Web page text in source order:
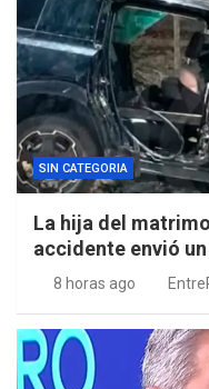
SIN CATEGORIA
La hija del
accidente envió
8 horas ago